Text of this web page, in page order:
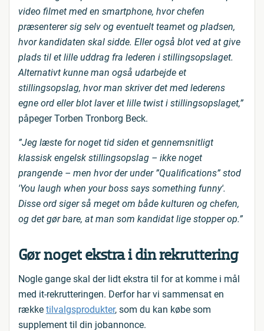
video filmet med en smartphone, hvor chefen
præsenterer sig selv og eventuelt teamet og pladsen,
hvor kandidaten skal sidde. Eller også blot ved at give
plads til et lille uddrag fra lederen i stillingsopslaget.
Alternativt kunne man også udarbejde et
stillingsopslag, hvor man skriver det med lederens
egne ord eller blot laver et lille twist i stillingsopslaget,”
påpeger Torben Tronborg Beck.
”Jeg læste for noget tid siden et gennemsnitligt
klassisk engelsk stillingsopslag – ikke noget
prangende – men hvor der under ”Qualifications” stod
'You laugh when your boss says something funny'.
Disse ord siger så meget om både kulturen og chefen,
og det gør bare, at man som kandidat lige stopper op.”
Gør noget ekstra i din rekruttering
Nogle gange skal der lidt ekstra til for at komme i mål
med it-rekrutteringen. Derfor har vi sammensat en
række tilvalgsprodukter, som du kan købe som
supplement til din jobannonce.